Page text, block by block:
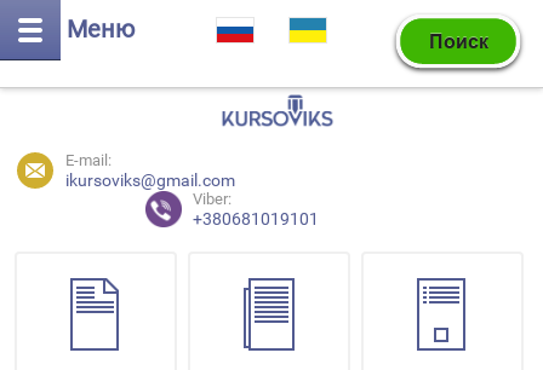
Меню
E-mail:
ikursoviks@gmail.com
Viber:
+380681019101